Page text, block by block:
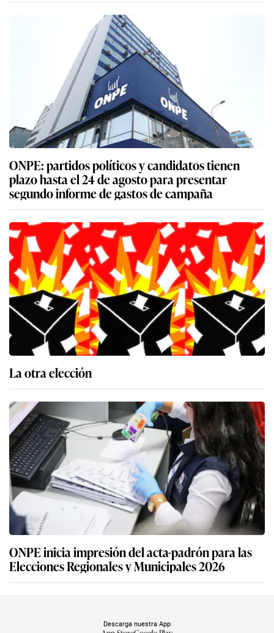
ONPE: partidos políticos y candidatos tienen
plazo hasta el 24 de agosto para presentar
segundo informe de gastos de campaña
La otra elección
ONPE inicia impresión del acta-padrón para las
Elecciones Regionales y Municipales 2026
Descarga nuestra App